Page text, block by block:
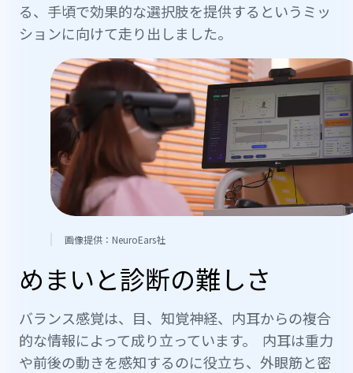
る、手頃で効果的な選択肢を提供するというミッ
ションに向けて走り出しました。
画像提供：NeuroEars社
めまいと診断の難しさ
バランス感覚は、目、知覚神経、内耳からの複合
的な情報によって成り立っています。 内耳は重力
や前後の動きを感知するのに役立ち、外眼筋と密